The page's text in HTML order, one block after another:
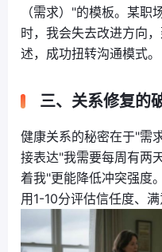
（需求）"的模板。某
时，我会失去改进方向
述，成功扭转沟通模式。
三、关系修复的
健康关系的秘密在于"需
接表达"我需要每周有两
着我"更能降低冲突强度
用1-10分评估信任度、